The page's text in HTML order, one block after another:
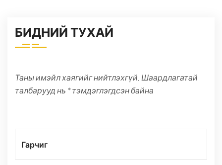
БИДНИЙ ТУХАЙ
Таны имэйл хаягийг нийтлэхгүй. Шаардлагатай
талбарууд нь * тэмдэглэгдсэн байна